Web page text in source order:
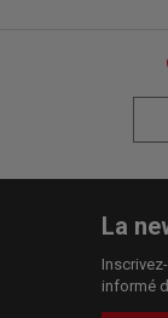
La
informé